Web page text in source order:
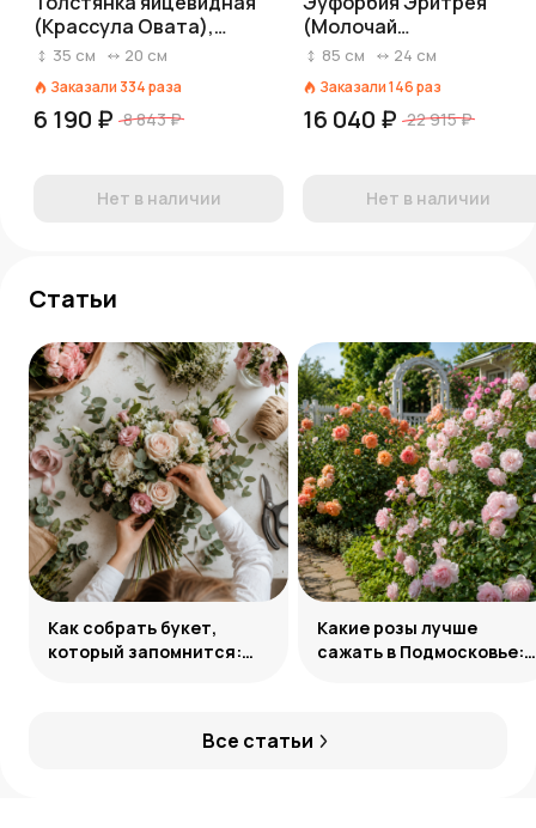
(Крассула Овата),
Хаммелс Сансет
35 см 20 см
Заказали 334раза
6 190 ₽ 8 843 ₽
Нет в наличии
(Молочай
канделябровый)
85 см 24 см
Заказали146раз
16 040 ₽ 22 915 ₽
Нет в наличии
Статьи
Все статьи
Как собрать букет,
который запомнится:
Какие розы лучше
сажать в Подмосковье: